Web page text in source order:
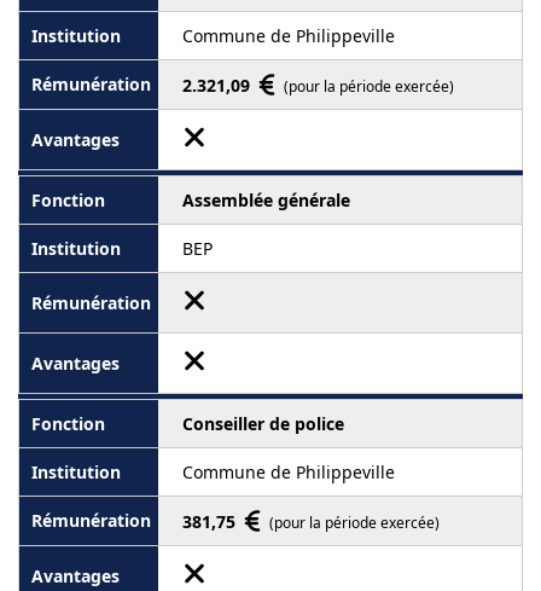
Commune de Philippeville
2.321,09 (pour la période exercée)
Assemblée générale
BEP
Conseiller de police
Commune de Philippeville
381,75 (pour la période exercée)